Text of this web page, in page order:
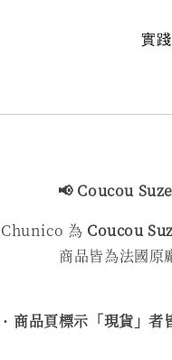
實
📢 Coucou
Chunico 為 Coucou
商品皆為法國原
・ 商品頁標示「現貨」者